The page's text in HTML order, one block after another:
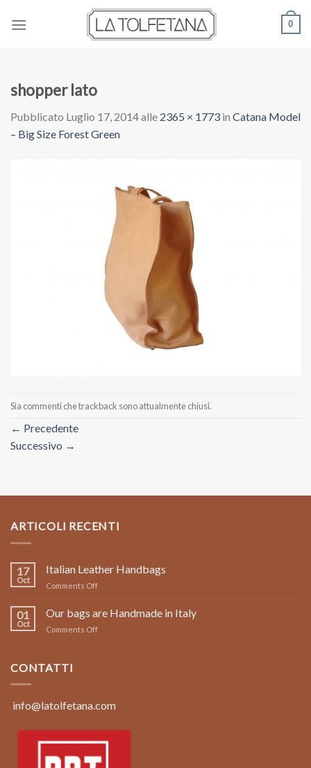
0
shopper lato
Pubblicato Luglio 17, 2014alle 2365 × 1773 in Catana Model
– Big Size Forest Green
Sia commenti che trackback sono attualmente chiusi.
← Precedente
Successivo →
ARTICOLI RECENTI
17
Oct
Italian Leather Handbags
Comments Offon
Leather
Handbags
01
Oct
Our bags are Handmade in Italy
Comments Offon
CONTATTI
info@latolfetana.com